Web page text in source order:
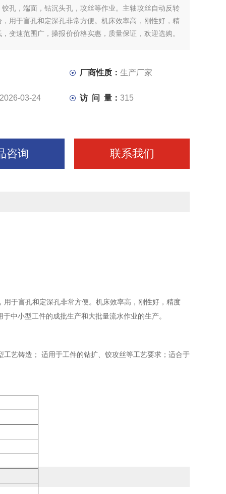
孔，端面，钻沉头孔，攻丝等作业。主轴攻丝自动反转
用于盲孔和定深孔非常方便。机床效率高，刚性好，精
变速范围广，操报价价格实惠，质量保证，欢迎选购。
厂商性质： 生产厂家
2026-03-24 访 问 量： 315
咨询 联系我们
于盲孔和定深孔非常方便。机床效率高，刚性好，精度
中小型工件的成批生产和大批量流水作业的生产。
艺铸造； 适用于工件的钻扩、铰攻丝等工艺要求；适合于